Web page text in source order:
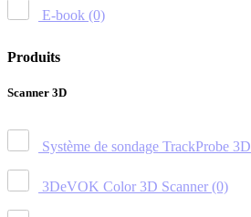
E-book (0)
Produits
Scanner 3D
Système de sondage TrackProbe 3D
3DeVOK Color 3D Scanner (0)